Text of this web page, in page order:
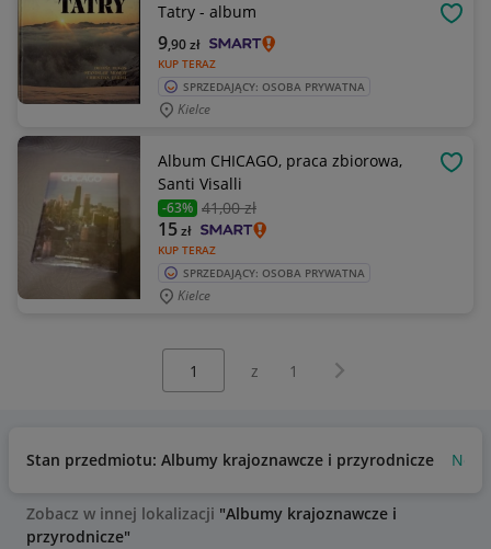
Tatry - album
KUP TERAZ
9,90zł
SPRZEDAJĄCY: OSOBA PRYWATNA
Kielce
Album CHICAGO, praca zbiorowa,
Santi Visalli
-63% 41,00 zł
KUP TERAZ
15zł
SPRZEDAJĄCY: OSOBA PRYWATNA
Kielce
z 1 Następna strona
Stan przedmiotu: Albumy krajoznawcze i przyrodnicze Nowy
Zobacz w innej lokalizacji "Albumy krajoznawcze i
przyrodnicze"